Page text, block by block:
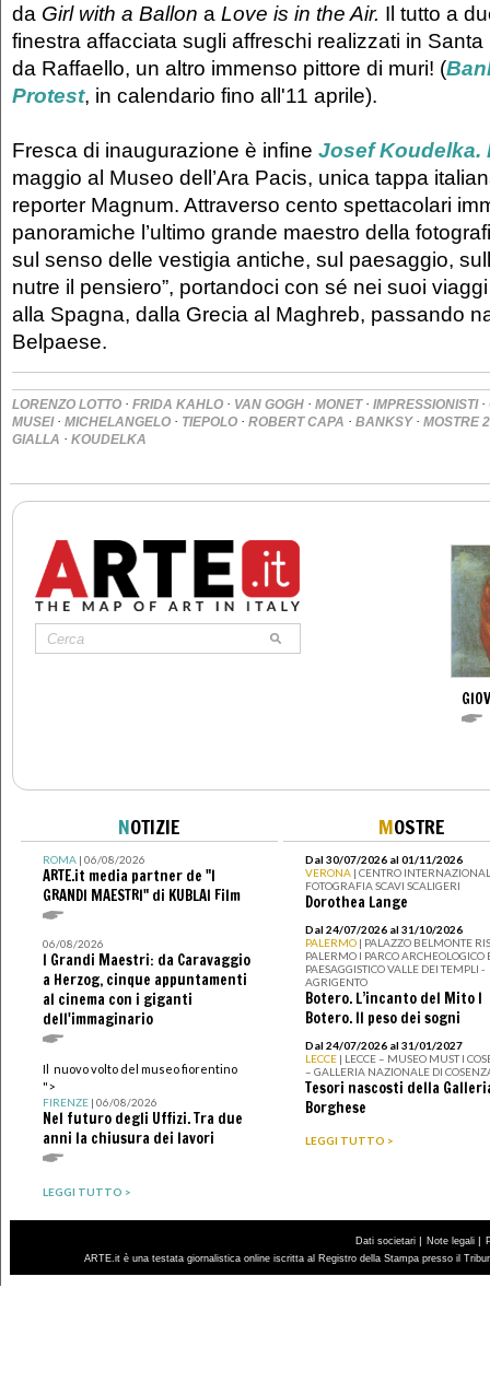
da Girl with a Ballon a Love is in the Air. Il tutto a
finestra affacciata sugli affreschi realizzati in
da Raffaello, un altro immenso pittore di muri! (
Protest, in calendario fino all'11 aprile).
Fresca di inaugurazione è infine Josef Koudelka.
maggio al Museo dell’Ara Pacis, unica tappa
reporter Magnum. Attraverso cento spettacolari
panoramiche l’ultimo grande maestro della
sul senso delle vestigia antiche, sul paesaggio,
nutre il pensiero”, portandoci con sé nei suoi
alla Spagna, dalla Grecia al Maghreb, passando
Belpaese.
LORENZO LOTTO · FRIDA KAHLO · VAN GOGH · MONET· IMPRESSIONISTI·
MUSEI· MICHELANGELO · TIEPOLO · ROBERT CAPA · BANKSY· MOSTRE
GIALLA · KOUDELKA
NOTIZIE
ROMA| 06/08/2026
ARTE.it media partner de "I
GRANDI MAESTRI" di KUBLAI Film
06/08/2026
I Grandi Maestri: da Caravaggio
a Herzog, cinque appuntamenti
al cinema con i giganti
dell'immaginario
Il nuovo volto del museo fiorentino
">
FIRENZE| 06/08/2026
Nel futuro degli Uffizi. Tra due
anni la chiusura dei lavori
LEGGI TUTTO >
MOSTRE
Dal 30/07/2026 al 01/11/2026
VERONA | CENTRO
FOTOGRAFIA SCAVI SCALIGERI
Dorothea Lange
Dal 24/07/2026 al 31/10/2026
PALERMO | PALAZZO BELMONTE
PALERMO I PARCO ARCHEOLOGICO
PAESAGGISTICO VALLE DEI TEMPLI -
AGRIGENTO
Botero. L’incanto del Mito I
Botero. Il peso dei sogni
Dal 24/07/2026 al 31/01/2027
LECCE | LECCE – MUSEO MUST I
– GALLERIA NAZIONALE DI
Tesori nascosti della
Borghese
LEGGI TUTTO >
Dati societari | Note legali |
ARTE.it è una testata giornalistica online iscritta al Registro della Stampa presso il